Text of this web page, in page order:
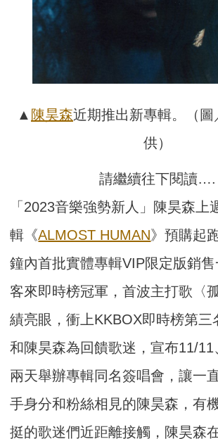
▲ 陳昊森近期推出新專輯。（圖
供）
請繼續往下閱讀….
「2023音樂強勢新人」陳昊森上
輯《ALMOST HUMAN》預購起
鐘內首批實體專輯VIP限定版銷
客來即時榜冠軍，首波主打歌〈
績亮眼，衝上KKBOX即時榜第三
和陳昊森為回饋歌迷，宣布11/11
兩天舉辦專輯同名簽唱會，讓一
手身分和粉絲相見的陳昊森，有
挺的歌迷們近距離接觸，陳昊森